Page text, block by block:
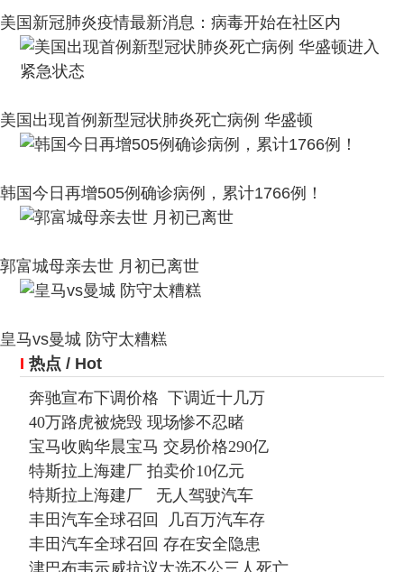
美国新冠肺炎疫情最新消息：病毒开始在社区内
美国出现首例新型冠状肺炎死亡病例 华盛顿
韩国今日再增505例确诊病例，累计1766例！
郭富城母亲去世 月初已离世
皇马vs曼城 防守太糟糕
I热点/ Hot
奔驰宣布下调价格 下调近十几万
40万路虎被烧毁 现场惨不忍睹
宝马收购华晨宝马 交易价格290亿
特斯拉上海建厂 拍卖价10亿元
特斯拉上海建厂 无人驾驶汽车
丰田汽车全球召回 几百万汽车存
丰田汽车全球召回 存在安全隐患
津巴布韦示威抗议大选不公三人死亡